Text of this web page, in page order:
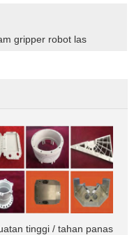
gripper robot las
tinggi / tahan panas